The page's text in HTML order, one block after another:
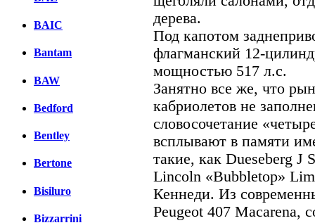
BAIC
Bantam
BAW
Bedford
Bentley
Bertone
Bisiluro
Bizzarrini
дерева.
Под капотом
флагманский 12-
мощностью 517 л.с.
Занятно все же, что
кабриолетов не
словосочетание
всплывают в памяти
такие, как Dueseberg J
Lincoln «Bubbletop»
Кеннеди. Из
Peugeot 407 Macarena,